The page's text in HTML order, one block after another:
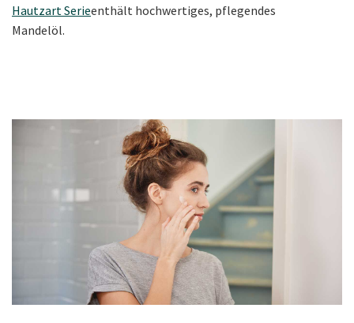
Hautzart Serieenthält hochwertiges, pflegendes
Mandelöl.